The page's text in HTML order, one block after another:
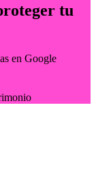
tu
en Google